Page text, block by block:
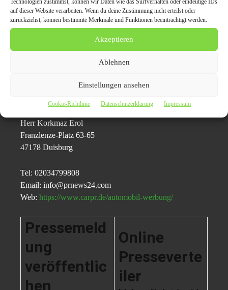
auf dieser Website verarbeiten. Wenn du deine Zustimmung nicht erteilst oder
zurückziehst, können bestimmte Merkmale und Funktionen beeinträchtigt werden.
Akzeptieren
Ablehnen
Einstellungen ansehen
Cookie-Richtlinie Datenschutzerklärung Impressum
Alleinstellungsmerkmal im Bereich Online-
Presseverteiler Auto News Presseportalen
Pressemitteilung veröffentlichen
Pressekontakt
Herr Korkmaz Erol
Franzlenze-Platz 63-65
47178 Duisburg
Tel: 02034799808
Email: info@prnews24.com
Web: https://www.carpr.de/automobil-werbung/
Pressemeld
ung
veröffentlic
hen
Online
Presseverte
iler